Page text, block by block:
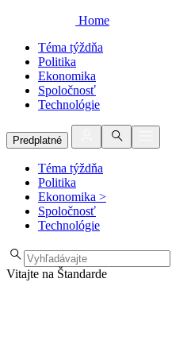
Home
Téma týždňa
Politika
Ekonomika
Spoločnosť
Technológie
Predplatné
Téma týždňa
Politika
Ekonomika >
Spoločnosť
Technológie
Vitajte na Štandarde